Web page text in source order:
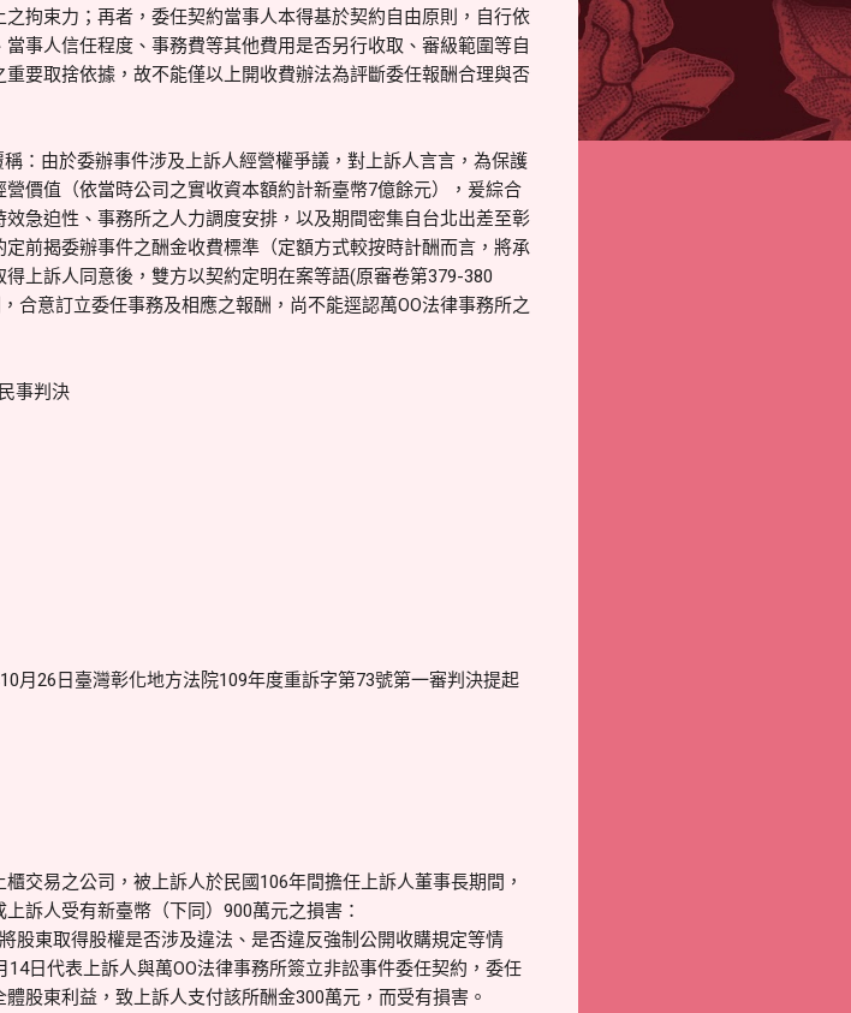
拘束力；再者，委任契約當事人本得基於契約自由原則，自行依
事人信任程度、事務費等其他費用是否另行收取、審級範圍等自
要取捨依據，故不能僅以上開收費辦法為評斷委任報酬合理與否
：由於委辦事件涉及上訴人經營權爭議，對上訴人言言，為保護
價值（依當時公司之實收資本額約計新臺幣7億餘元），爰綜合
急迫性、事務所之人力調度安排，以及期間密集自台北出差至彰
前揭委辦事件之酬金收費標準（定額方式較按時計酬而言，將承
上訴人同意後，雙方以契約定明在案等語(原審卷第379-380
合意訂立委任事務及相應之報酬，尚不能逕認萬OO法律事務所之
事判決
月26日臺灣彰化地方法院109年度重訴字第73號第一審判決提起
交易之公司，被上訴人於民國106年間擔任上訴人董事長期間，
訴人受有新臺幣（下同）900萬元之損害：
股東取得股權是否涉及違法、是否違反強制公開收購規定等情
日代表上訴人與萬OO法律事務所簽立非訟事件委任契約，委任
股東利益，致上訴人支付該所酬金300萬元，而受有損害。